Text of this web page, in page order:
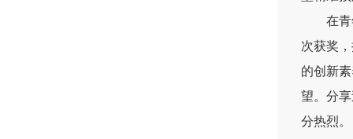
在
次获奖
的创新
望。分
分热烈。